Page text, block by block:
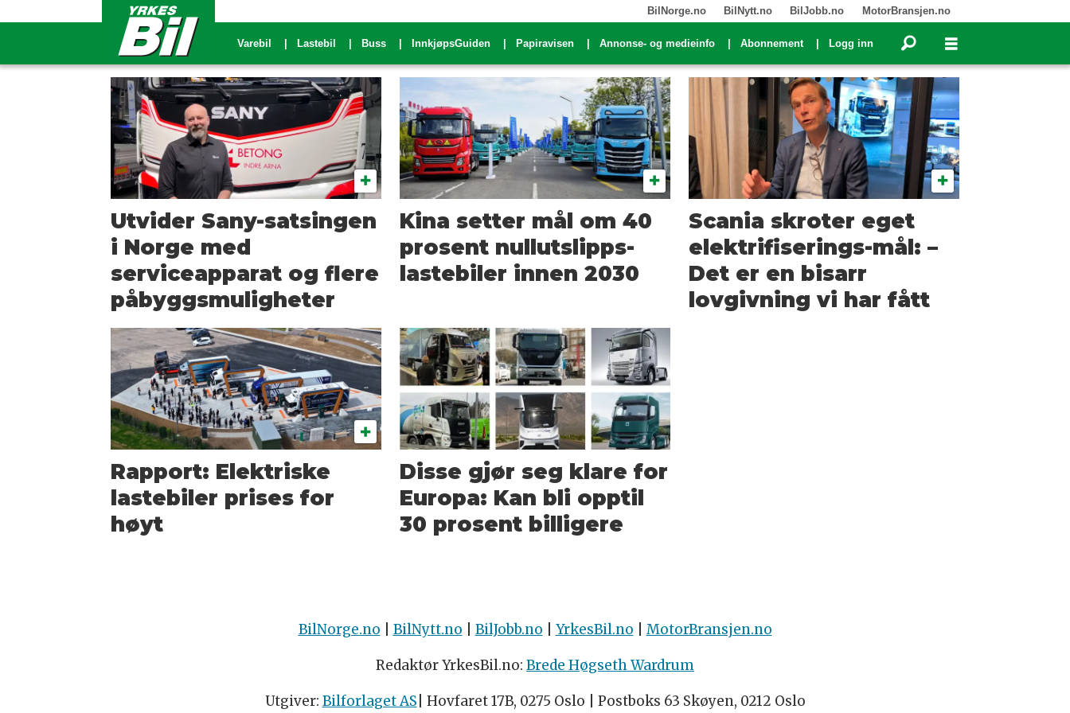
BilNorge.no BilNytt.no BilJobb.no MotorBransjen.no
Varebil Lastebil Buss InnkjøpsGuiden Papiravisen Annonse- og medieinfo Abonnement Logg inn
produksjon
Utvider Sany-satsingen
i Norge med
serviceapparat og flere
påbyggsmuligheter
Kina setter mål om 40
prosent nullutslipps-
lastebiler innen 2030
Scania skroter eget
elektrifiserings-mål: –
Det er en bisarr
lovgivning vi har fått
Rapport: Elektriske
lastebiler prises for
høyt
Disse gjør seg klare for
Europa: Kan bli opptil
30 prosent billigere
BilNorge.no BilNytt.no BilJobb.no YrkesBil.no MotorBransjen.no
Redaktør YrkesBil.no: Brede Høgseth Wardrum
Utgiver: Bilforlaget AS | Hovfaret 17B, 0275 Oslo | Postboks 63 Skøyen, 0212 Oslo